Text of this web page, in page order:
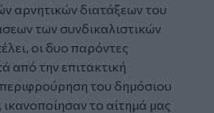
αρνητικών διατάξεων του
των συνδικαλιστικών
οι δυο παρόντες
από την επιτακτική
του δημόσιου
ικανοποίησαν το αίτημά μας